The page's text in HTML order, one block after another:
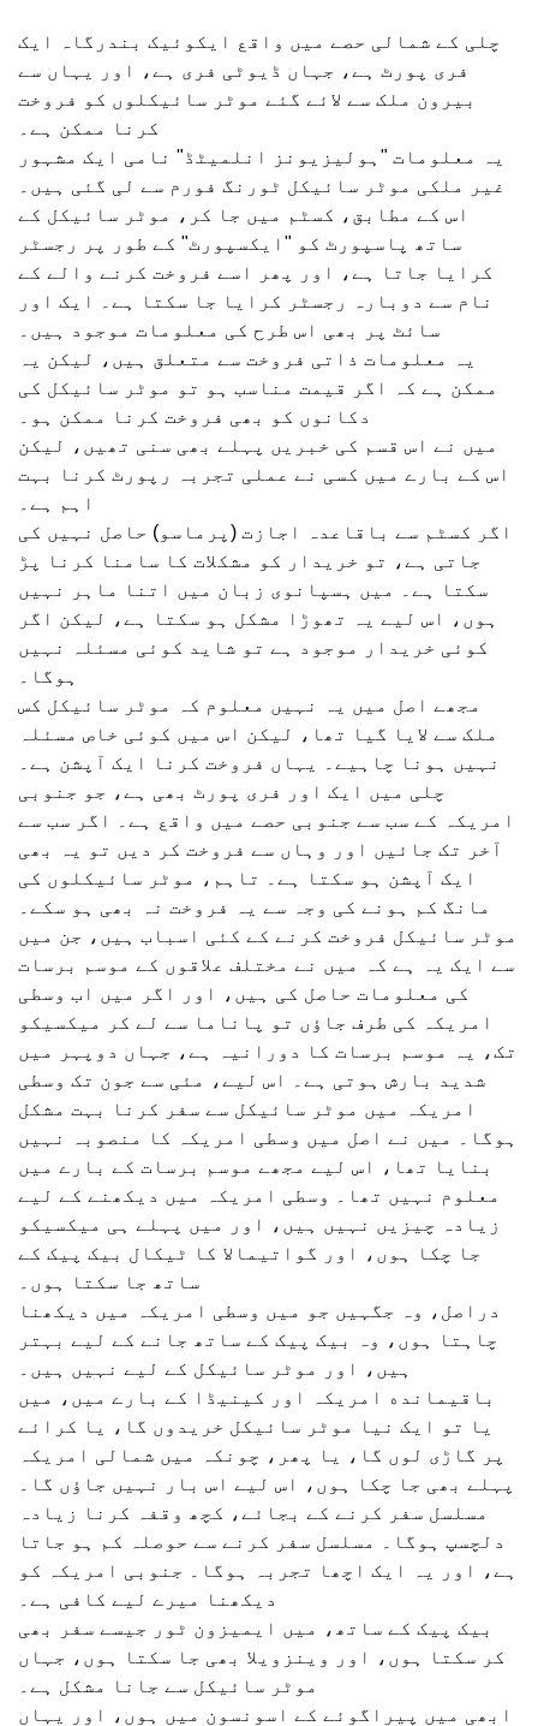
چلی کے شمالی حصے میں واقع ایکوئیک بندرگاہ ایک
فری پورٹ ہے، جہاں ڈیوٹی فری ہے، اور یہاں سے
بیرون ملک سے لائے گئے موٹر سائیکلوں کو فروخت
کرنا ممکن ہے۔
یہ معلومات "ہولیزیونز انلمیٹڈ" نامی ایک مشہور
غیر ملکی موٹر سائیکل ٹورنگ فورم سے لی گئی ہیں۔
اس کے مطابق، کسٹم میں جا کر، موٹر سائیکل کے
ساتھ پاسپورٹ کو "ایکسپورٹ" کے طور پر رجسٹر
کرایا جاتا ہے، اور پھر اسے فروخت کرنے والے کے
نام سے دوبارہ رجسٹر کرایا جا سکتا ہے۔ ایک اور
سائٹ پر بھی اس طرح کی معلومات موجود ہیں۔
یہ معلومات ذاتی فروخت سے متعلق ہیں، لیکن یہ
ممکن ہے کہ اگر قیمت مناسب ہو تو موٹر سائیکل کی
دکانوں کو بھی فروخت کرنا ممکن ہو۔
میں نے اس قسم کی خبریں پہلے بھی سنی تھیں، لیکن
اس کے بارے میں کسی نے عملی تجربہ رپورٹ کرنا بہت
اہم ہے۔
اگر کسٹم سے باقاعدہ اجازت (پرماسو) حاصل نہیں کی
جاتی ہے، تو خریدار کو مشکلات کا سامنا کرنا پڑ
سکتا ہے۔ میں ہسپانوی زبان میں اتنا ماہر نہیں
ہوں، اس لیے یہ تھوڑا مشکل ہو سکتا ہے، لیکن اگر
کوئی خریدار موجود ہے تو شاید کوئی مسئلہ نہیں
ہوگا۔
مجھے اصل میں یہ نہیں معلوم کہ موٹر سائیکل کس
ملک سے لایا گیا تھا، لیکن اس میں کوئی خاص مسئلہ
نہیں ہونا چاہیے۔ یہاں فروخت کرنا ایک آپشن ہے۔
چلی میں ایک اور فری پورٹ بھی ہے، جو جنوبی
امریکہ کے سب سے جنوبی حصے میں واقع ہے۔ اگر سب سے
آخر تک جائیں اور وہاں سے فروخت کر دیں تو یہ بھی
ایک آپشن ہو سکتا ہے۔ تاہم، موٹر سائیکلوں کی
مانگ کم ہونے کی وجہ سے یہ فروخت نہ بھی ہو سکے۔
موٹر سائیکل فروخت کرنے کے کئی اسباب ہیں، جن میں
سے ایک یہ ہے کہ میں نے مختلف علاقوں کے موسم برسات
کی معلومات حاصل کی ہیں، اور اگر میں اب وسطی
امریکہ کی طرف جاؤں تو پاناما سے لے کر میکسیکو
تک، یہ موسم برسات کا دورانیہ ہے، جہاں دوپہر میں
شدید بارش ہوتی ہے۔ اس لیے، مئی سے جون تک وسطی
امریکہ میں موٹر سائیکل سے سفر کرنا بہت مشکل
ہوگا۔ میں نے اصل میں وسطی امریکہ کا منصوبہ نہیں
بنایا تھا، اس لیے مجھے موسم برسات کے بارے میں
معلوم نہیں تھا۔ وسطی امریکہ میں دیکھنے کے لیے
زیادہ چیزیں نہیں ہیں، اور میں پہلے ہی میکسیکو
جا چکا ہوں، اور گواتیمالا کا ٹیکال بیک پیک کے
ساتھ جا سکتا ہوں۔
دراصل، وہ جگہیں جو میں وسطی امریکہ میں دیکھنا
چاہتا ہوں، وہ بیک پیک کے ساتھ جانے کے لیے بہتر
ہیں، اور موٹر سائیکل کے لیے نہیں ہیں۔
باقیمانده امریکہ اور کینیڈا کے بارے میں، میں
یا تو ایک نیا موٹر سائیکل خریدوں گا، یا کرائے
پر گاڑی لوں گا، یا پھر، چونکہ میں شمالی امریکہ
پہلے بھی جا چکا ہوں، اس لیے اس بار نہیں جاؤں گا۔
مسلسل سفر کرنے کے بجائے، کچھ وقفہ کرنا زیادہ
دلچسپ ہوگا۔ مسلسل سفر کرنے سے حوصلہ کم ہو جاتا
ہے، اور یہ ایک اچھا تجربہ ہوگا۔ جنوبی امریکہ کو
دیکھنا میرے لیے کافی ہے۔
بیک پیک کے ساتھ، میں ایمیزون ٹور جیسے سفر بھی
کر سکتا ہوں، اور وینزویلا بھی جا سکتا ہوں، جہاں
موٹر سائیکل سے جانا مشکل ہے۔
ابھی میں پیراگوئے کے اسونسون میں ہوں، اور یہاں